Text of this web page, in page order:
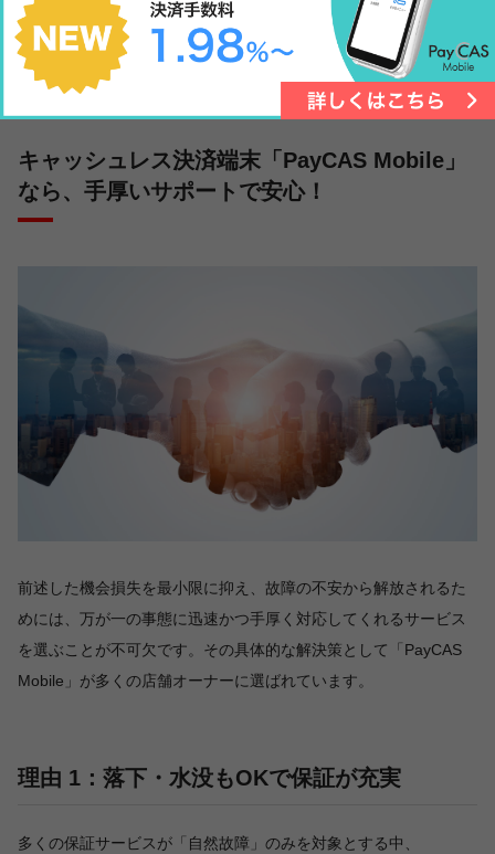
ただでさえ多忙なオーナー様の貴重な時間が、本来不要なはずの
トラブル対応に奪われてしまいます。
キャッシュレス決済端末「PayCAS Mobile」
なら、手厚いサポートで安心！
前述した機会損失を最小限に抑え、故障の不安から解放されるた
めには、万が一の事態に迅速かつ手厚く対応してくれるサービス
を選ぶことが不可欠です。その具体的な解決策として「PayCAS
Mobile」が多くの店舗オーナーに選ばれています。
理由 1：落下・水没もOKで保証が充実
多くの保証サービスが「自然故障」のみを対象とする中、